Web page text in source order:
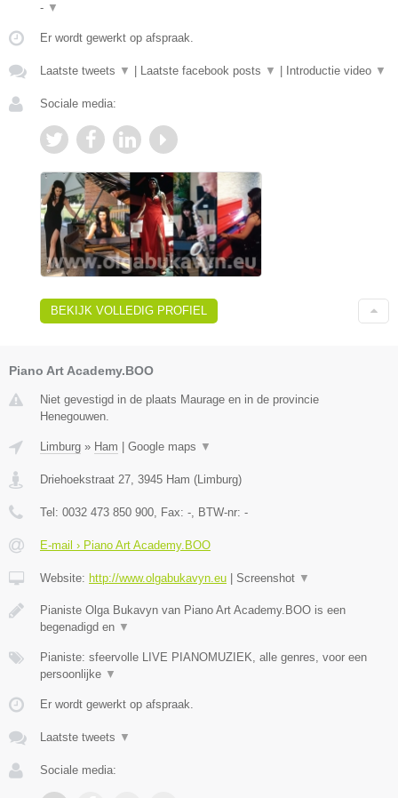
- ▼
Er wordt gewerkt op afspraak.
Laatste tweets ▼ Laatste facebook posts ▼ Introductie video ▼
Sociale media:
BEKIJK VOLLEDIG PROFIEL
Piano Art Academy.BOO
Niet gevestigd in de plaats Maurage en in de provincie
Henegouwen.
Limburg » Ham Google maps ▼
Driehoekstraat 27, 3945 Ham (Limburg)
Tel: 0032 473 850 900, Fax: -, BTW-nr: -
E-mail › Piano Art Academy.BOO
Website: http://www.olgabukavyn.eu Screenshot ▼
Pianiste Olga Bukavyn van Piano Art Academy.BOO is een
begenadigd en ▼
Pianiste: sfeervolle LIVE PIANOMUZIEK, alle genres, voor een
persoonlijke ▼
Er wordt gewerkt op afspraak.
Laatste tweets ▼
Sociale media: